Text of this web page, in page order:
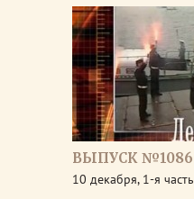
ВЫПУСК №1086
10 декабря, 1-я часть